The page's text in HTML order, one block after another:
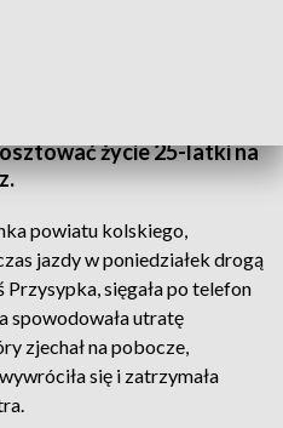
życie 25-latki na
powiatu kolskiego,
jazdy w poniedziałek drogą
sięgała po telefon
spowodowała utratę
zjechał na pobocze,
się i zatrzymała